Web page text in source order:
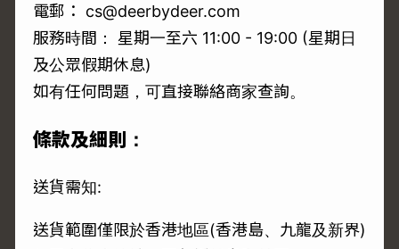
電郵： cs@deerbydeer.com
服務時間： 星期一至六 11:00 - 19:00 (星期日
及公眾假期休息)
如有任何問題，可直接聯絡商家查詢。
條款及細則：
送貨需知:
送貨範圍僅限於香港地區(香港島、九龍及新界)